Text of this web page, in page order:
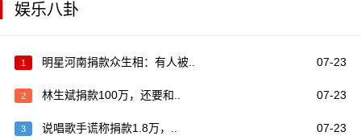
娱乐八卦
1 明星河南捐款众生相：有人被.. 07-23
2 林生斌捐款100万，还要和.. 07-23
3 说唱歌手谎称捐款1.8万，.. 07-23